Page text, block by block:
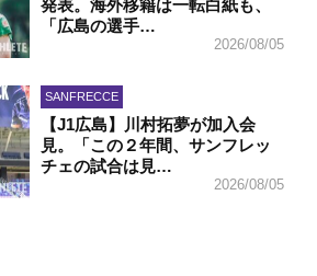
発表。海外移籍は一転白紙も、
「広島の選手…
2026/08/05
SANFRECCE
【J1広島】川村拓夢が加入会
見。「この２年間、サンフレッ
チェの試合は見…
2026/08/05